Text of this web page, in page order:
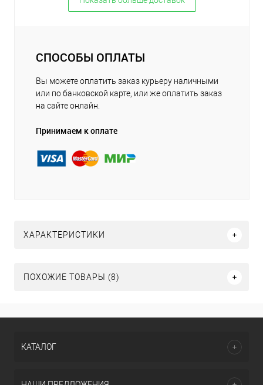
СПОСОБЫ ОПЛАТЫ
Вы можете оплатить заказ курьеру наличными
или по банковской карте, или же оплатить заказ
на сайте онлайн.
Принимаем к оплате
ХАРАКТЕРИСТИКИ
ПОХОЖИЕ ТОВАРЫ (8)
КАТАЛОГ